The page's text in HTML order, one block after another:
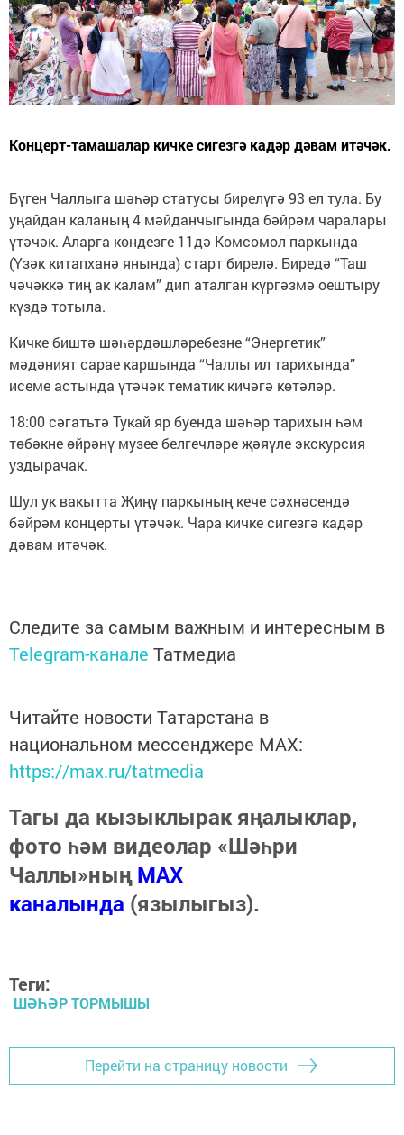
Концерт-тамашалар кичке сигезгә кадәр дәвам итәчәк.
Бүген Чаллыга шәһәр статусы бирелүгә 93 ел тула. Бу
уңайдан каланың 4 мәйданчыгында бәйрәм чаралары
үтәчәк. Аларга көндезге 11дә Комсомол паркында
(Үзәк китапханә янында) старт бирелә. Биредә “Таш
чәчәккә тиң ак калам” дип аталган күргәзмә оештыру
күздә тотыла.
Кичке биштә шәһәрдәшләребезне “Энергетик”
мәдәният сарае каршында “Чаллы ил тарихында”
исеме астында үтәчәк тематик кичәгә көтәләр.
18:00 сәгатьтә Тукай яр буенда шәһәр тарихын һәм
төбәкне өйрәнү музее белгечләре җәяүле экскурсия
уздырачак.
Шул ук вакытта Җиңү паркының кече сәхнәсендә
бәйрәм концерты үтәчәк. Чара кичке сигезгә кадәр
дәвам итәчәк.
Следите за самым важным и интересным в
Telegram-канале Татмедиа
Читайте новости Татарстана в
национальном мессенджере MАХ:
https://max.ru/tatmedia
Тагы да кызыклырак яңалыклар,
фото һәм видеолар «Шәһри
Чаллы»ныңMAX
каналында (язылыгыз).
Теги:
ШӘҺӘР ТОРМЫШЫ
Перейти на страницу новости